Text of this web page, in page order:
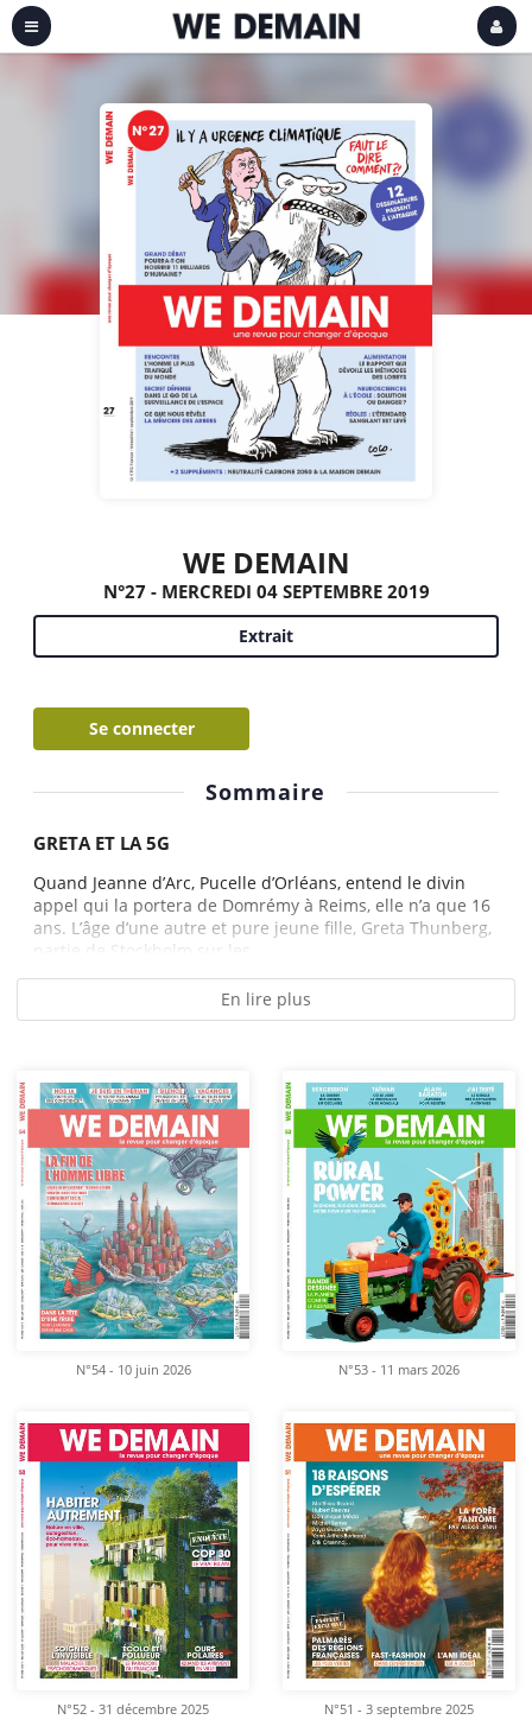
WE DEMAIN
N°27 - MERCREDI 04 SEPTEMBRE 2019
Extrait
Se connecter
Sommaire
GRETA ET LA 5G
Quand Jeanne d’Arc, Pucelle d’Orléans, entend le divin
appel qui la portera de Domrémy à Reims, elle n’a que 16
ans. L’âge d’une autre et pure jeune fille, Greta Thunberg,
partie de Stockholm sur les...
En lire plus
N°54 - 10 juin 2026 N°53 - 11 mars 2026
N°52 - 31 décembre 2025 N°51 - 3 septembre 2025